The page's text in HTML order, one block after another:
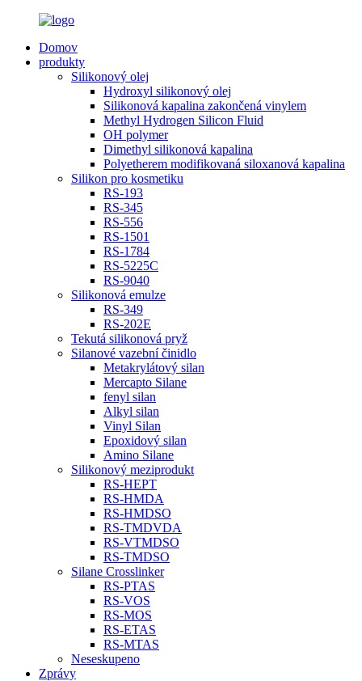
Domov
produkty
Silikonový olej
Hydroxyl silikonový olej
Silikonová kapalina zakončená vinylem
Methyl Hydrogen Silicon Fluid
OH polymer
Dimethyl silikonová kapalina
Polyetherem modifikovaná siloxanová kapalina
Silikon pro kosmetiku
RS-193
RS-345
RS-556
RS-1501
RS-1784
RS-5225C
RS-9040
Silikonová emulze
RS-349
RS-202E
Tekutá silikonová pryž
Silanové vazební činidlo
Metakrylátový silan
Mercapto Silane
fenyl silan
Alkyl silan
Vinyl Silan
Epoxidový silan
Amino Silane
Silikonový meziprodukt
RS-HEPT
RS-HMDA
RS-HMDSO
RS-TMDVDA
RS-VTMDSO
RS-TMDSO
Silane Crosslinker
RS-PTAS
RS-VOS
RS-MOS
RS-ETAS
RS-MTAS
Neseskupeno
Zprávy